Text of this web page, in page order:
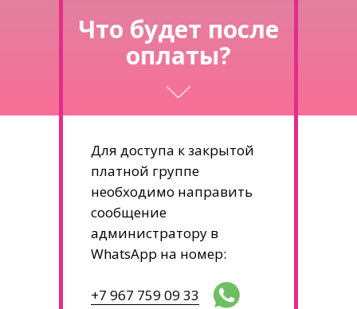
Что будет после
оплаты?
Для доступа к закрытой
платной группе
необходимо направить
сообщение
администратору в
WhatsApp на номер:
+7 967 759 09 33